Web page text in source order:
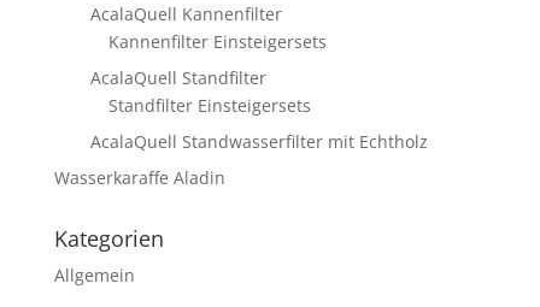
AcalaQuell Kannenfilter
Kannenfilter Einsteigersets
AcalaQuell Standfilter
Standfilter Einsteigersets
AcalaQuell Standwasserfilter mit Echtholz
Wasserkaraffe Aladin
Kategorien
Allgemein